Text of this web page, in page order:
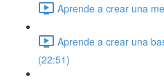
Aprende a crear una
Aprende a crear una
(22:51)